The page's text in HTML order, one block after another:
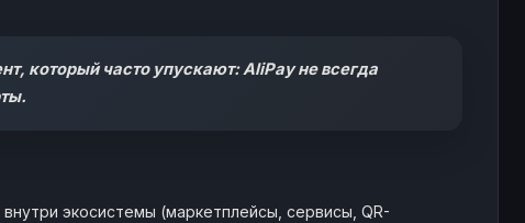
который часто упускают: AliPay не всегда
экосистемы (маркетплейсы, сервисы, QR-